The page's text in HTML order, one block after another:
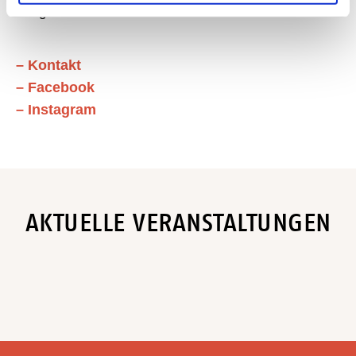
– Kontakt
– Facebook
– Instagram
AKTUELLE VERANSTALTUNGEN